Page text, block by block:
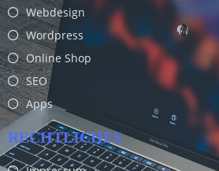
Webdesign
Wordpress
Online Shop
SEO
Apps
RECHTLICHES